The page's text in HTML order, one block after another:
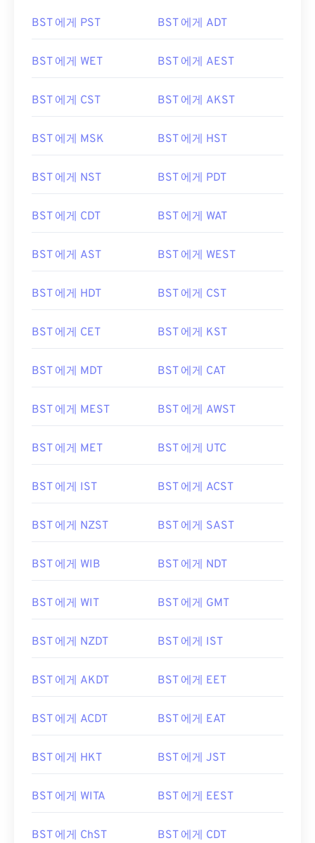
BST 에게 PST BST 에게 ADT
BST 에게 WET BST 에게 AEST
BST 에게 CST BST 에게 AKST
BST 에게 MSK BST 에게 HST
BST 에게 NST BST 에게 PDT
BST 에게 CDT BST 에게 WAT
BST 에게 AST BST 에게 WEST
BST 에게 HDT BST 에게 CST
BST 에게 CET BST 에게 KST
BST 에게 MDT BST 에게 CAT
BST 에게 MEST BST 에게 AWST
BST 에게 MET BST 에게 UTC
BST 에게 IST BST 에게 ACST
BST 에게 NZST BST 에게 SAST
BST 에게 WIB BST 에게 NDT
BST 에게 WIT BST 에게 GMT
BST 에게 NZDT BST 에게 IST
BST 에게 AKDT BST 에게 EET
BST 에게 ACDT BST 에게 EAT
BST 에게 HKT BST 에게 JST
BST 에게 WITA BST 에게 EEST
BST 에게 ChST BST 에게 CDT